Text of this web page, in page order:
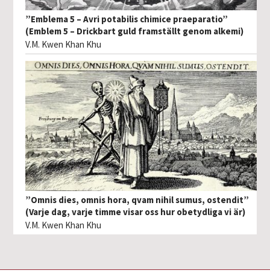
”Emblema 5 – Avri potabilis chimice praeparatio”
(Emblem 5 – Drickbart guld framställt genom alkemi)
V.M. Kwen Khan Khu
”Omnis dies, omnis hora, qvam nihil sumus, ostendit”
(Varje dag, varje timme visar oss hur obetydliga vi är)
V.M. Kwen Khan Khu